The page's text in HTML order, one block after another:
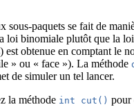
sous-paquets se fait de
loi binomiale plutôt que la
est obtenue en comptant le
» ou « face »). La méthode
de simuler un tel lancer.
la méthode int cut() pour